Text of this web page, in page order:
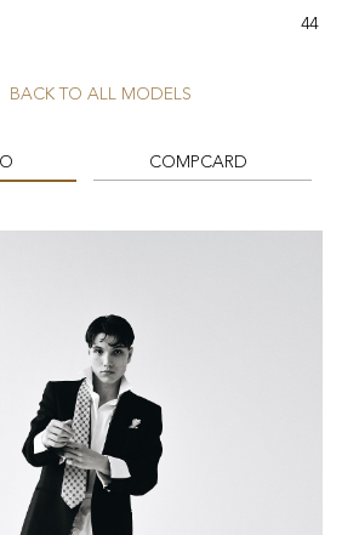
44
BACK TO ALL MODELS
COMPCARD